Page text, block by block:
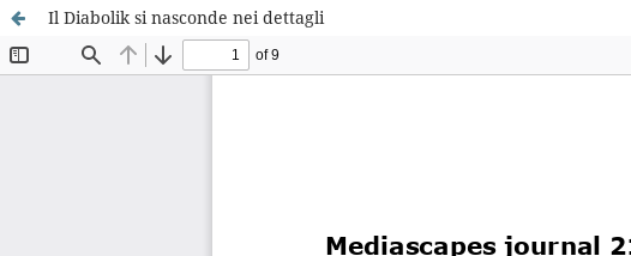
Il Diabolik si nasconde nei dettagli